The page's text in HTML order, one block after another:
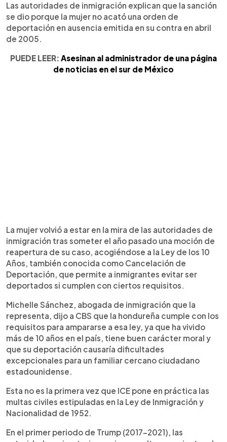
Las autoridades de inmigración explican que la sanción
se dio porque la mujer no acató una orden de
deportación en ausencia emitida en su contra en abril
de 2005.
PUEDE LEER: Asesinan al administrador de una página
de noticias en el sur de México
La mujer volvió a estar en la mira de las autoridades de
inmigración tras someter el año pasado una moción de
reapertura de su caso, acogiéndose a la Ley de los 10
Años, también conocida como Cancelación de
Deportación, que permite a inmigrantes evitar ser
deportados si cumplen con ciertos requisitos.
Michelle Sánchez, abogada de inmigración que la
representa, dijo a CBS que la hondureña cumple con los
requisitos para ampararse a esa ley, ya que ha vivido
más de 10 años en el país, tiene buen carácter moral y
que su deportación causaría dificultades
excepcionales para un familiar cercano ciudadano
estadounidense.
Esta no es la primera vez que ICE pone en práctica las
multas civiles estipuladas en la Ley de Inmigración y
Nacionalidad de 1952.
En el primer periodo de Trump (2017-2021), las